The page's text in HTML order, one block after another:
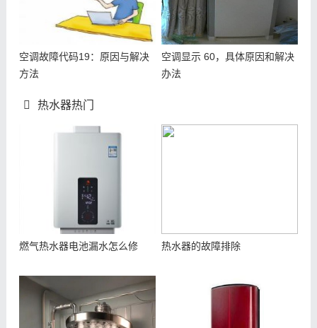
空调故障代码19：原因与解决
方法
空调显示 60，具体原因和解决
办法
热水器热门
燃气热水器电池漏水怎么修 热水器的故障排除